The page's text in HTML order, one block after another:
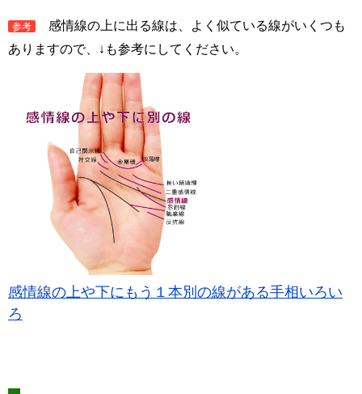
参考
感情線の上に出る線は、よく似ている線がいくつも
ありますので、↓も参考にしてください。
感情線の上や下にもう１本別の線がある手相いろい
ろ